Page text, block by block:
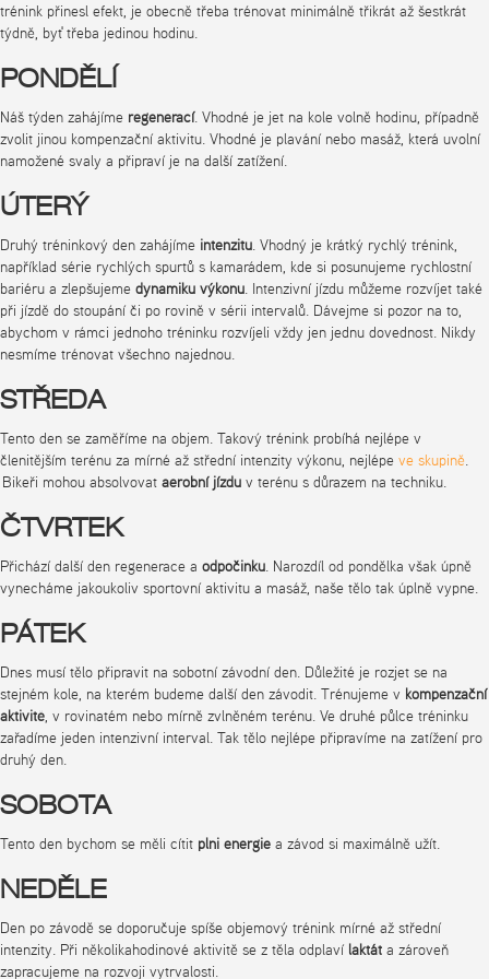
trénink přinesl efekt, je obecně třeba trénovat minimálně třikrát až šestkrát
týdně, byť třeba jedinou hodinu.
PONDĚLÍ
Náš týden zahájíme regenerací. Vhodné je jet na kole volně hodinu, případně
zvolit jinou kompenzační aktivitu. Vhodné je plavání nebo masáž, která uvolní
namožené svaly a připraví je na další zatížení.
ÚTERÝ
Druhý tréninkový den zahájíme intenzitu. Vhodný je krátký rychlý trénink,
například série rychlých spurtů s kamarádem, kde si posunujeme rychlostní
bariéru a zlepšujeme dynamiku výkonu. Intenzivní jízdu můžeme rozvíjet také
při jízdě do stoupání či po rovině v sérii intervalů. Dávejme si pozor na to,
abychom v rámci jednoho tréninku rozvíjeli vždy jen jednu dovednost. Nikdy
nesmíme trénovat všechno najednou.
STŘEDA
Tento den se zaměříme na objem. Takový trénink probíhá nejlépe v
členitějším terénu za mírné až střední intenzity výkonu, nejlépe ve skupině.
Bikeři mohou absolvovat aerobní jízdu v terénu s důrazem na techniku.
ČTVRTEK
Přichází další den regenerace a odpočinku. Narozdíl od pondělka však úpně
vynecháme jakoukoliv sportovní aktivitu a masáž, naše tělo tak úplně vypne.
PÁTEK
Dnes musí tělo připravit na sobotní závodní den. Důležité je rozjet se na
stejném kole, na kterém budeme další den závodit. Trénujeme v kompenzační
aktivitě, v rovinatém nebo mírně zvlněném terénu. Ve druhé půlce tréninku
zařadíme jeden intenzivní interval. Tak tělo nejlépe připravíme na zatížení pro
druhý den.
SOBOTA
Tento den bychom se měli cítit plni energie a závod si maximálně užít.
NEDĚLE
Den po závodě se doporučuje spíše objemový trénink mírné až střední
intenzity. Při několikahodinové aktivitě se z těla odplaví laktát a zároveň
zapracujeme na rozvoji vytrvalosti.